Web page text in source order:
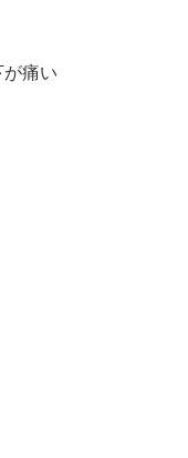
痛い